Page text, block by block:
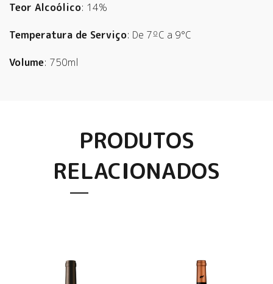
Teor Alcoólico: 14%
Temperatura de Serviço: De 7ºC a 9°C
Volume: 750ml
PRODUTOS
RELACIONADOS